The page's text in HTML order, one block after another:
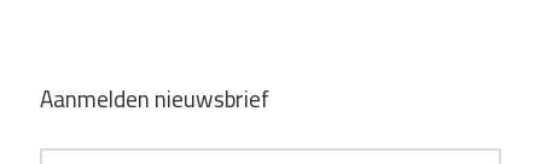
Aanmelden nieuwsbrief